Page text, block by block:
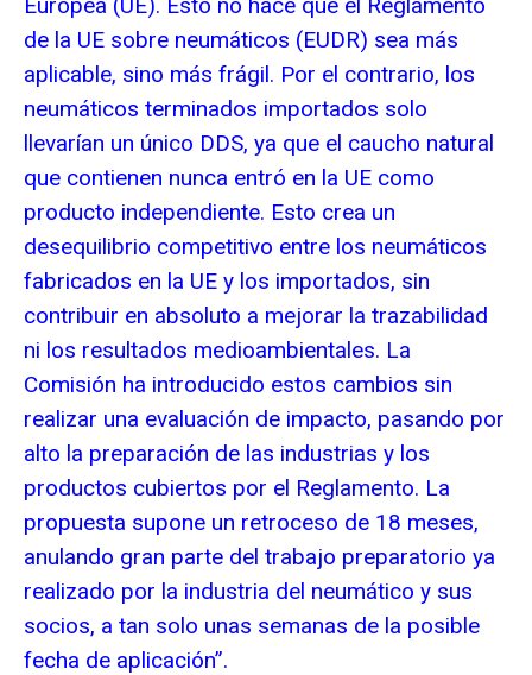
de la UE sobre neumáticos (EUDR) sea más
aplicable, sino más frágil. Por el contrario, los
neumáticos terminados importados solo
llevarían un único DDS, ya que el caucho natural
que contienen nunca entró en la UE como
producto independiente. Esto crea un
desequilibrio competitivo entre los neumáticos
fabricados en la UE y los importados, sin
contribuir en absoluto a mejorar la trazabilidad
ni los resultados medioambientales. La
Comisión ha introducido estos cambios sin
realizar una evaluación de impacto, pasando por
alto la preparación de las industrias y los
productos cubiertos por el Reglamento. La
propuesta supone un retroceso de 18 meses,
anulando gran parte del trabajo preparatorio ya
realizado por la industria del neumático y sus
socios, a tan solo unas semanas de la posible
fecha de aplicación”.